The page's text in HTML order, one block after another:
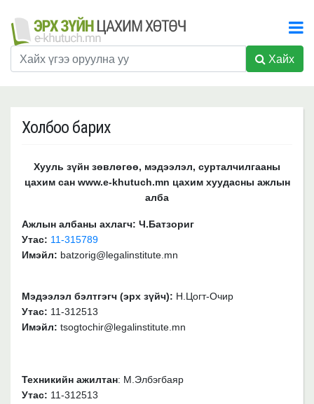
Хайх
Холбоо барих
Хууль зүйн зөвлөгөө, мэдээлэл, сурталчилгааны
цахим сан www.e-khutuch.mn цахим хуудасны ажлын
алба
Ажлын албаны ахлагч: Ч.Батзориг
Утас: 11-315789
Имэйл: batzorig@legalinstitute.mn
Мэдээлэл бэлтгэгч (эрх зүйч): Н.Цогт-Очир
Утас: 11-312513
Имэйл: tsogtochir@legalinstitute.mn
Техникийн ажилтан: М.Элбэгбаяр
Утас: 11-312513